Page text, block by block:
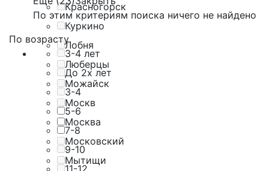
Красногорск
Куркино
Лобня
Люберцы
Можайск
Москв
Москва
Московский
Мытищи
По этим критериям поиска ничего не найдено
По возрасту
3-4 лет
До 2х лет
3-4
5-6
7-8
9-10
11-12